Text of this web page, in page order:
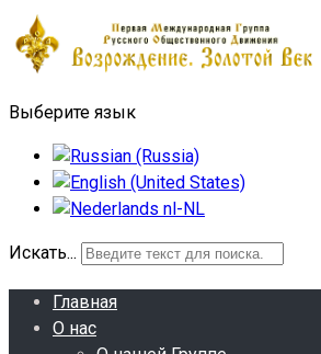
Выберите язык
Искать...
Главная
О нас